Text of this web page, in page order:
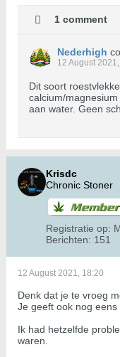
1 comment
Nederhigh
12 August
Dit soort
calcium/
aan water. Geen
Krisdc
Chronic Stoner
Registratie op:
Berichten: 151
12 August 2021, 18:20
Denk dat je te vroeg
Je geeft ook nog eens
Ik had hetzelfde
waren.